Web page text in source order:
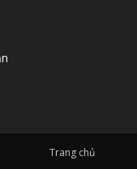
Trang chủ